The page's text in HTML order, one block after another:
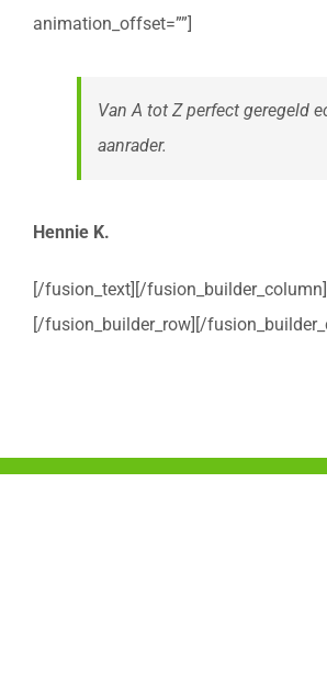
animation_offset=””]
Van A tot Z perfect geregeld
aanrader.
Hennie K.
[/fusion_text][/fusion_builder_column]
[/fusion_builder_row][/